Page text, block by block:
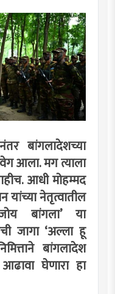
बांगलादेशच्या
आला. मग त्याला
आधी मोहम्मद
नेतृत्वातील
बांगला’ या
जागा ‘अल्ला हू
बांगलादेश
घेणारा हा